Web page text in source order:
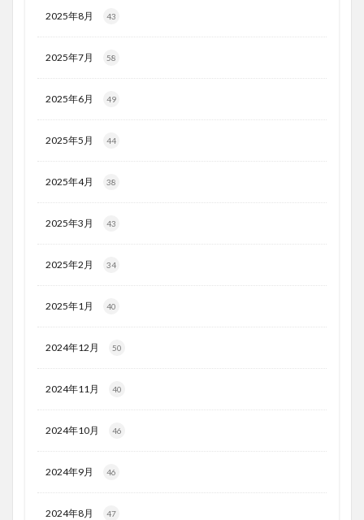
2025年8月 43
2025年7月 58
2025年6月 49
2025年5月 44
2025年4月 38
2025年3月 43
2025年2月 34
2025年1月 40
2024年12月 50
2024年11月 40
2024年10月 46
2024年9月 46
2024年8月 47